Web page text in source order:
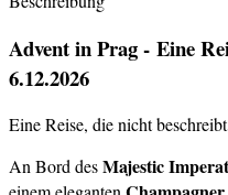
Advent in Prag - Eine
6.12.2026
Eine Reise, die nicht
An Bord desMajestic